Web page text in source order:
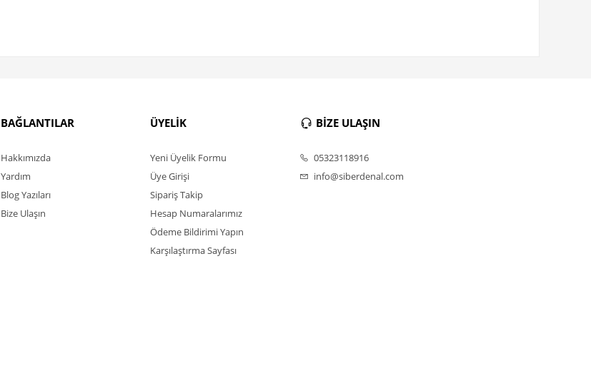
BAĞLANTILAR
Hakkımızda
Yardım
Blog Yazıları
Bize Ulaşın
ÜYELİK
Yeni Üyelik Formu
Üye Girişi
Sipariş Takip
Hesap Numaralarımız
Ödeme Bildirimi Yapın
Karşılaştırma Sayfası
BİZE ULAŞIN
05323118916
info@siberdenal.com